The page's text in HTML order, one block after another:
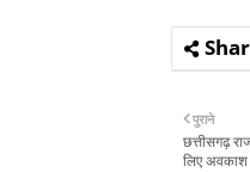
पुराने
छत्तीसगढ़
लिए अवकाश